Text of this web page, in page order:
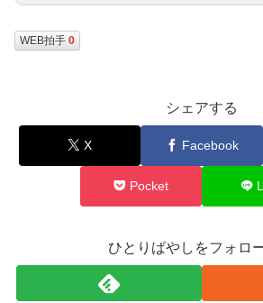
WEB拍手 0
シェアする
X Facebook
Pocket
ひとりばやしをフォロ